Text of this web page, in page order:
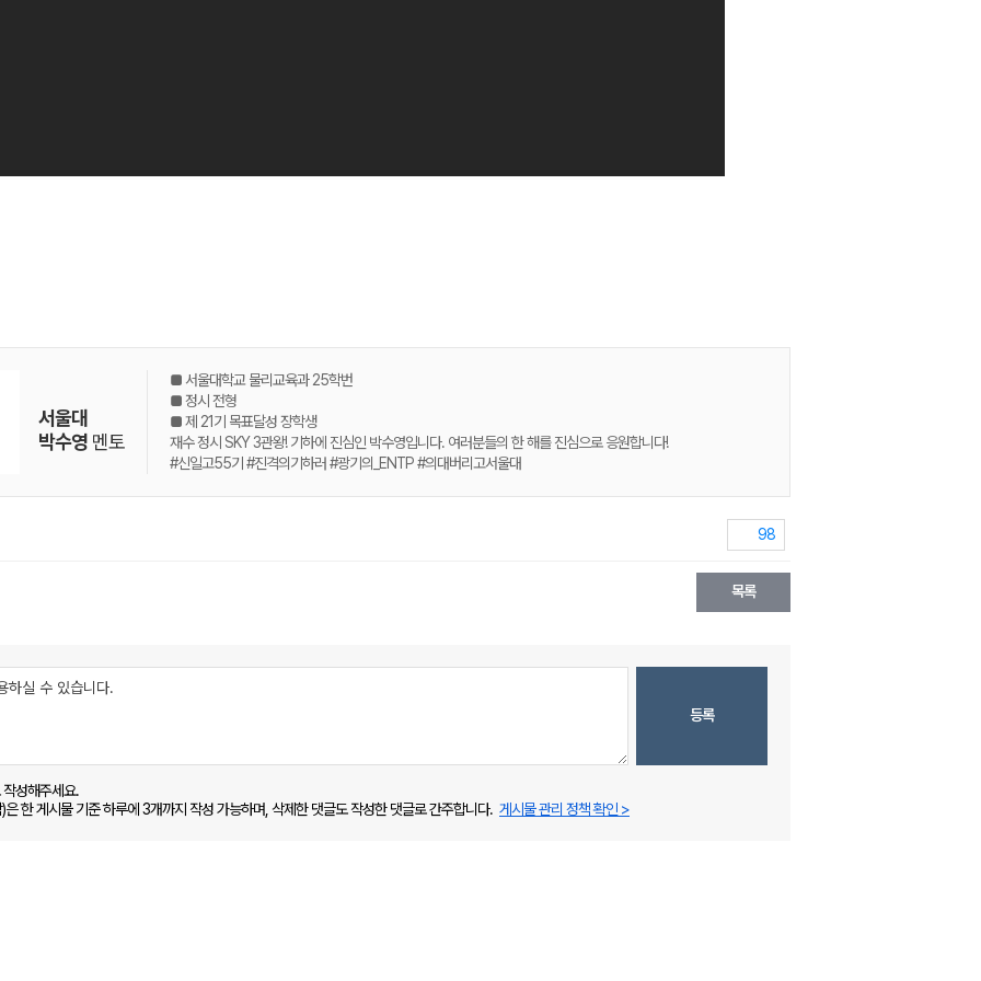
서울대
박수영 멘토
■ 서울대학교 물리교육과 25학번
■ 정시 전형
■ 제 21기 목표달성 장학생
재수 정시 SKY 3관왕! 기하에 진심인 박수영입니다. 여러분들의 한 해를 진심으로 응원합니다!
#신일고55기 #진격의기하러 #광기의_ENTP #의대버리고서울대
98
목록
등록
성해주세요.
은 한 게시물 기준 하루에 3개까지 작성 가능하며, 삭제한 댓글도 작성한 댓글로 간주합니다. 게시물 관리 정책 확인 >